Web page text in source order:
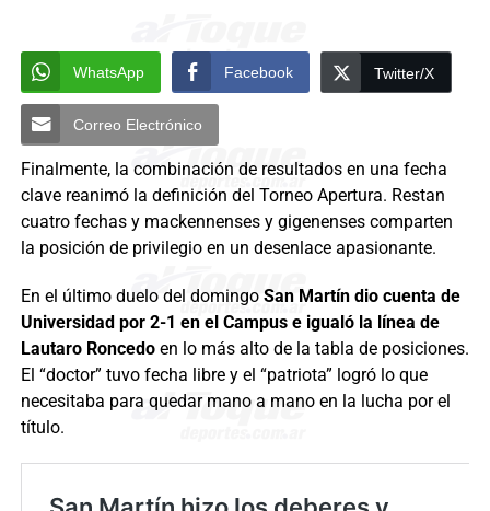
WhatsApp Facebook Twitter/X
Correo Electrónico
Finalmente, la combinación de resultados en una fecha
clave reanimó la definición del Torneo Apertura. Restan
cuatro fechas y mackennenses y gigenenses comparten
la posición de privilegio en un desenlace apasionante.
En el último duelo del domingo San Martín dio cuenta de
Universidad por 2-1 en el Campus e igualó la línea de
Lautaro Roncedoen lo más alto de la tabla de posiciones.
El “doctor” tuvo fecha libre y el “patriota” logró lo que
necesitaba para quedar mano a mano en la lucha por el
título.